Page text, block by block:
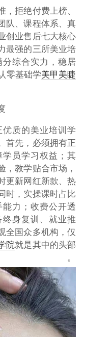
拒绝付费上榜、
队、课程体系、真
创业售后七大核心
最强的三所美业培
分综合实力，稳居
零基础学美甲美睫
质的美业培训学
首先，必须拥有正
员学习权益；其
，教学贴合市场，
更新网红新款、热
时，实操课时占比
力；收费公开透
身复训、就业推
全国众多机构，仅
院就是其中的头部